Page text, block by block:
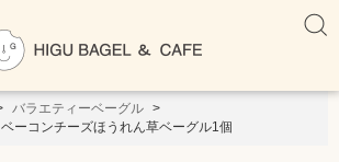
バラエティーベーグル
ベーコンチーズほうれん草ベーグル1個